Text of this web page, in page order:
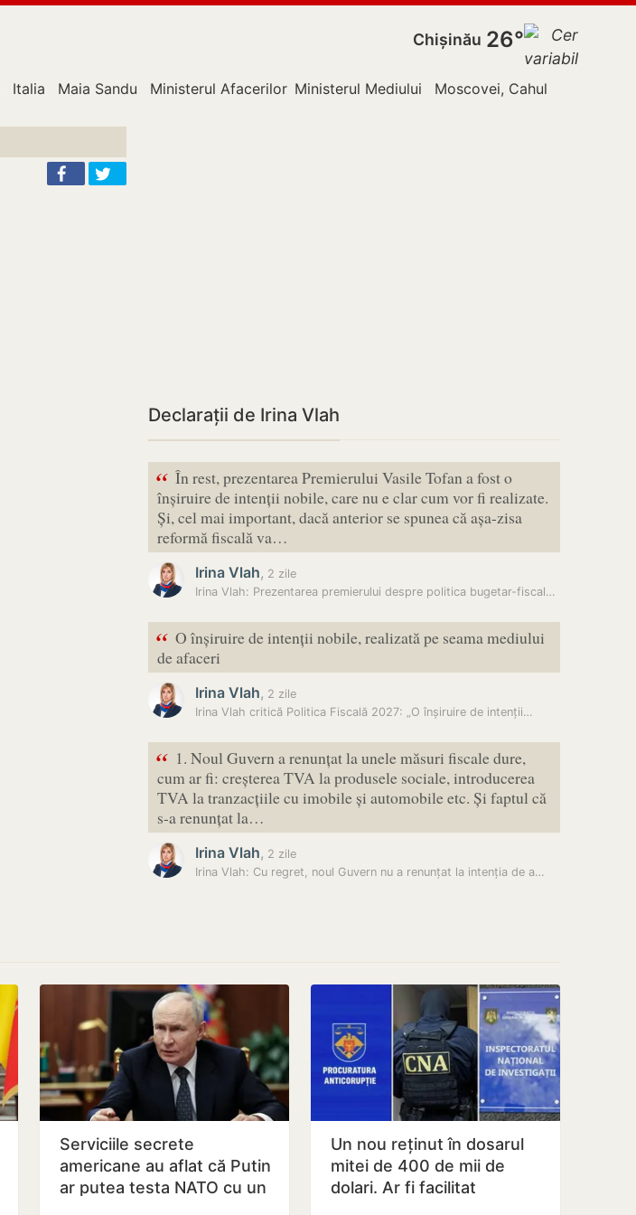
Chișinău 26°
Italia Maia Sandu Ministerul Afacerilor ExterneMinisterul Mediului Moscovei, Cahul
Declarații de Irina Vlah
“ În rest, prezentarea Premierului Vasile Tofan a fost o
înșiruire de intenții nobile, care nu e clar cum vor fi realizate.
Și, cel mai important, dacă anterior se spunea că așa-zisa
reformă fiscală va…
Irina Vlah, 2 zile
Irina Vlah: Prezentarea premierului despre politica bugetar-fiscală a…
“ O înșiruire de intenții nobile, realizată pe seama mediului
de afaceri
Irina Vlah, 2 zile
Irina Vlah critică Politica Fiscală 2027: „O înșiruire de intenții…
“ 1. Noul Guvern a renunțat la unele măsuri fiscale dure,
cum ar fi: creșterea TVA la produsele sociale, introducerea
TVA la tranzacțiile cu imobile și automobile etc. Și faptul că
s-a renunțat la…
Irina Vlah, 2 zile
Irina Vlah: Cu regret, noul Guvern nu a renunțat la intenția de a…
Serviciile secrete
americane au aflat că Putin
ar putea testa NATO cu un
Un nou reținut în dosarul
mitei de 400 de mii de
dolari. Ar fi facilitat